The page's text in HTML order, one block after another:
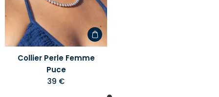
liste
d'envies
Collier Perle Femme
Puce
39 €